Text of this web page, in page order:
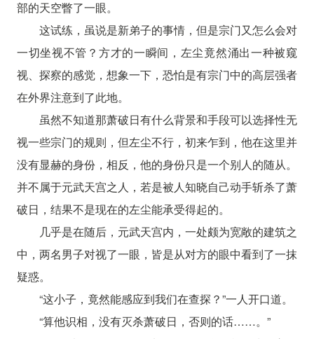
部的天空瞥了一眼。
这试练，虽说是新弟子的事情，但是宗门又怎么会对
一切坐视不管？方才的一瞬间，左尘竟然涌出一种被窥
视、探察的感觉，想象一下，恐怕是有宗门中的高层强者
在外界注意到了此地。
虽然不知道那萧破日有什么背景和手段可以选择性无
视一些宗门的规则，但左尘不行，初来乍到，他在这里并
没有显赫的身份，相反，他的身份只是一个别人的随从。
并不属于元武天宫之人，若是被人知晓自己动手斩杀了萧
破日，结果不是现在的左尘能承受得起的。
几乎是在随后，元武天宫内，一处颇为宽敞的建筑之
中，两名男子对视了一眼，皆是从对方的眼中看到了一抹
疑惑。
“这小子，竟然能感应到我们在查探？”一人开口道。
“算他识相，没有灭杀萧破日，否则的话……。”